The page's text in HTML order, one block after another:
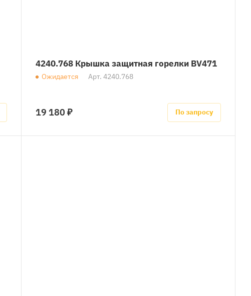
4240.768 Крышка защитная горелки BV471
Ожидается Арт.4240.768
19 180 ₽ По запросу